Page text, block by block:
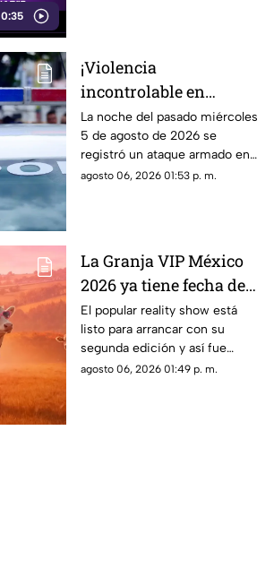
0:35
y las rutas alternas para evitar
la zona.
¡Violencia
incontrolable en
Morelos! Mujer resulta
lesionada durante
ataque armado en
Jiutepec
La noche del pasado miércoles
5 de agosto de 2026 se
registró un ataque armado en
el municipio de Jiutepec. El
agosto 06, 2026 01:53 p. m.
La Granja VIP México
2026 ya tiene fecha de
estreno; este es el
primer participante
confirmado
El popular reality show está
listo para arrancar con su
segunda edición y así fue
como anunciaron a su primer
agosto 06, 2026 01:49 p. m.